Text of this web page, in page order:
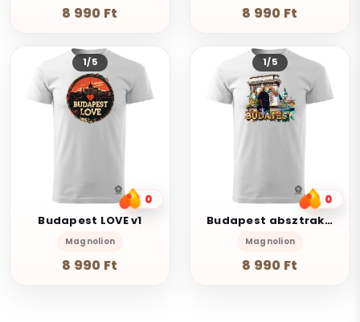
8 990 Ft 8 990 Ft
1/5
0
Budapest LOVE v1
Magnolion
8 990 Ft
1/5
0
Budapest absztrakt v16
Magnolion
8 990 Ft